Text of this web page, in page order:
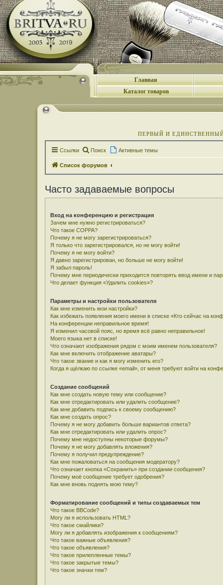
Главная
Каталог товаров
ПЕРВЫЙ И
Ссылки Поиск Активные темы
Список форумов
Часто задаваемые вопросы
Вход на конференцию и регистрация
Зачем мне нужно регистрироваться?
Что такое COPPA?
Почему я не могу зарегистрироваться?
Я только что зарегистрировался, но не могу войти!
Почему я не могу войти?
Я давно зарегистрирован, но больше не могу войти!
Я забыл пароль!
Почему мне периодически приходится повторять ввод имени и
Что делает функция «Удалить cookies»?
Параметры и настройки пользователя
Как мне изменить мои настройки?
Как избежать появления моего имени в списке «Кто сейчас на
На конференции неправильное время!
Я изменил часовой пояс, но время всё равно неправильное!
Моего языка нет в списке!
Что означают изображения рядом с моим именем пользователя?
Как мне включить отображение аватары?
Что такое звание и как я могу изменить его?
Когда я щёлкаю по ссылке «email», от меня требуют войти на
Создание сообщений
Как мне создать новую тему или сообщение?
Как мне отредактировать или удалить сообщение?
Как мне добавить подпись к своему сообщению?
Как мне создать опрос?
Почему я не могу добавить больше вариантов ответа?
Как мне отредактировать или удалить опрос?
Почему мне недоступны некоторые форумы?
Почему я не могу добавлять вложения?
Почему я получил предупреждение?
Как мне пожаловаться на сообщения модератору?
Что означает кнопка «Сохранить» при создании сообщения?
Почему моё сообщение требует одобрения?
Как мне вновь поднять мою тему?
Форматирование сообщений и типы создаваемых тем
Что такое BBCode?
Могу ли я использовать HTML?
Что такое смайлики?
Могу ли я добавлять изображения к сообщениям?
Что такое важные объявления?
Что такое объявления?
Что такое прилепленные темы?
Что такое закрытые темы?
Что такое значки тем?